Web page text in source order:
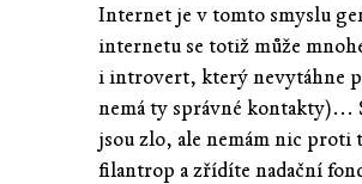
Internet je v tomto smyslu
internetu se totiž může
i introvert, který nevytáhne
nemá ty správné kontakty)...
jsou zlo, ale nemám nic proti
filantrop a zřídíte nadační